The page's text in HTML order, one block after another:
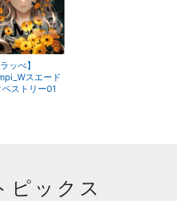
ラッぺ】
スエード
ペストリー01
ピックス